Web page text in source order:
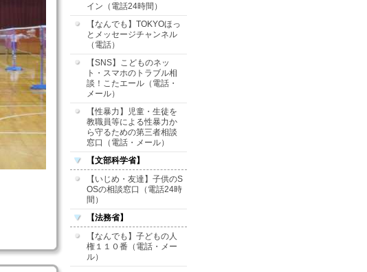
イン（電話24時間）
【なんでも】TOKYOほっ
とメッセージチャンネル
（電話）
【SNS】こどものネッ
ト・スマホのトラブル相
談！こたエール（電話・
メール）
【性暴力】児童・生徒を
教職員等による性暴力か
ら守るための第三者相談
窓口（電話・メール）
【文部科学省】
【いじめ・友達】子供のS
OSの相談窓口（電話24時
間）
【法務省】
【なんでも】子どもの人
権１１０番（電話・メー
ル）